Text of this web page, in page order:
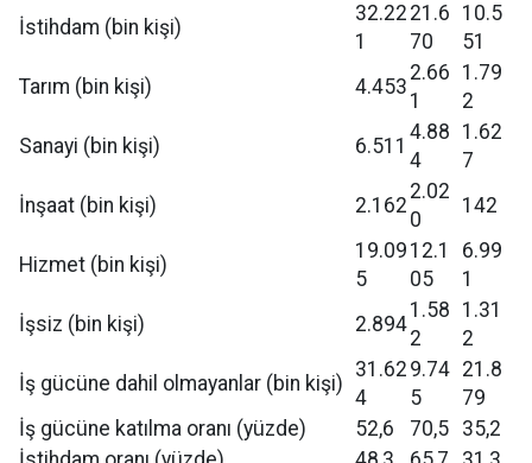
İstihdam (bin kişi)
32.22
1
21.6
70
10.5
51
Tarım (bin kişi)
4.453
2.66
1
1.79
2
Sanayi (bin kişi)
6.511
4.88
4
1.62
7
İnşaat (bin kişi)
2.162
2.02
0
142
Hizmet (bin kişi)
19.09
5
12.1
05
6.99
1
İşsiz (bin kişi)
2.894
1.58
2
1.31
2
İş gücüne dahil olmayanlar (bin kişi)
31.62
4
9.74
5
21.8
79
İş gücüne katılma oranı (yüzde)
52,6 70,5 35,2